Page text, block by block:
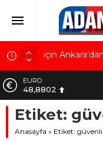
Kuru meyve
için
Mobilya
Göz için
AK Parti İl
malını
Hacı
EURO
48,8802
ALTIN
5.629,56
Etiket:
Anasayfa » Etiket: